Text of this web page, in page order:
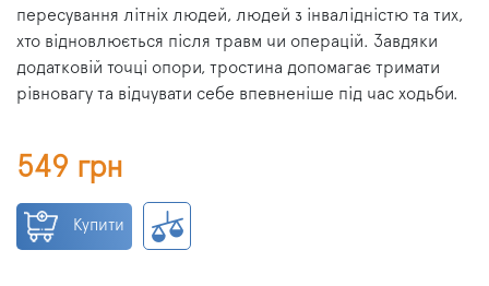
пересування літніх людей, людей з інвалідністю та тих,
хто відновлюється після травм чи операцій. Завдяки
додатковій точці опори, тростина допомагає тримати
рівновагу та відчувати себе впевненіше під час ходьби.
549 грн
Купити